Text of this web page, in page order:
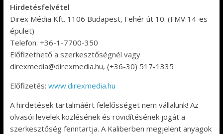
Hirdetésfelvétel
Direx Média Kft. 1106 Budapest, Fehér út 10. (FMV 14-es
épület)
Telefon: +36-1-7700-350
Előfizethető a szerkesztőségnél vagy
direxmedia@direxmedia.hu, (+36-30) 517-1335
Előfizetés: www.direxmedia.hu
A hirdetések tartalmáért felelősséget nem vállalunk! Az
olvasói levelek közlésének és rövidítésének jogát a
szerkesztőség fenntartja. A Kaliberben megjelent anyagok